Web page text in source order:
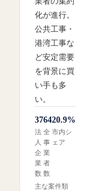
化が進行。
公共工事・
港湾工事な
ど安定需要
を背景に買
い手も多
い。
37
法
人
企
業
数
64
全
事
業
者
数
20.9%
市内シ
ェア
主な案件類